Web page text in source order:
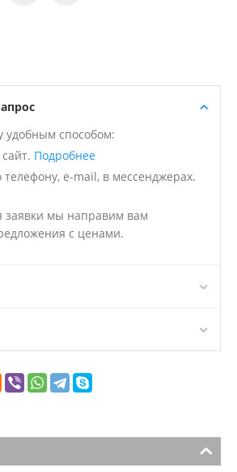
удобным способом:
Подробнее
телефону, e-mail, в мессенджерах.
заявки мы направим вам
с ценами.